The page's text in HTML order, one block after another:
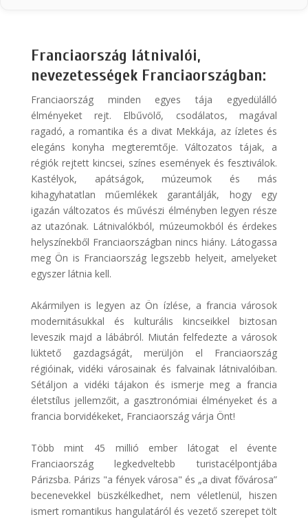
Franciaország látnivalói,
nevezetességek Franciaországban:
Franciaország minden egyes tája egyedülálló
élményeket rejt. Elbűvölő, csodálatos, magával
ragadó, a romantika és a divat Mekkája, az ízletes és
elegáns konyha megteremtője. Változatos tájak, a
régiók rejtett kincsei, színes események és fesztiválok.
Kastélyok, apátságok, múzeumok és más
kihagyhatatlan műemlékek garantálják, hogy egy
igazán változatos és művészi élményben legyen része
az utazónak. Látnivalókból, múzeumokból és érdekes
helyszínekből Franciaországban nincs hiány. Látogassa
meg Ön is Franciaország legszebb helyeit, amelyeket
egyszer látnia kell.
Akármilyen is legyen az Ön ízlése, a francia városok
modernitásukkal és kulturális kincseikkel biztosan
leveszik majd a lábábról. Miután felfedezte a városok
lüktető gazdagságát, merüljön el Franciaország
régióinak, vidéki városainak és falvainak látnivalóiban.
Sétáljon a vidéki tájakon és ismerje meg a francia
életstílus jellemzőit, a gasztronómiai élményeket és a
francia borvidékeket, Franciaország várja Önt!
Több mint 45 millió ember látogat el évente
Franciaország legkedveltebb turistacélpontjába
Párizsba. Párizs "a fények városa" és „a divat fővárosa”
becenevekkel büszkélkedhet, nem véletlenül, hiszen
ismert romantikus hangulatáról és vezető szerepet tölt